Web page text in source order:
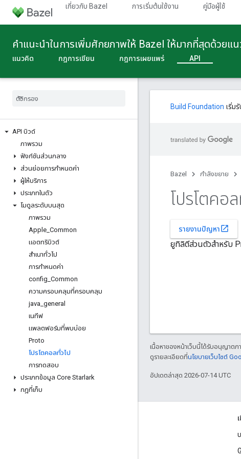
เกี่ยวกับ Bazel การเริ่มต้นใช้งาน คู่มือผู้ใช้
คําแนะนําในการเพิ่มศักยภาพให้ Bazel ให้มากที่สุดด้วยแ
แนวคิด กฎการเขียน กฎการเผยแพร่ API
API บิวด์
ภาพรวม
ฟังก์ชันส่วนกลาง
ส่วนย่อยการกําหนดค่า
ผู้ให้บริการ
ประเภทในตัว
โมดูลระดับบนสุด
ภาพรวม
Apple Common
แอตทริบิวต์
สําเนาทั่วไป
การกำหนดค่า
config Common
ความครอบคลุมที่ครอบคลุม
java general
เนทีฟ
แพลตฟอร์มที่พบบ่อย
Proto
โปรโตคอลทั่วไป
การทดสอบ
ประเภทข้อมูล Core Starlark
กฎที่เก็บ
Build Foundation เริ่ม
Bazel กําลังขยาย
โปรโตคอ
รายงานปัญหา open_in_new
ยูทิลิตีส่วนตัวสำหรับ
เนื้อหาของหน้าเว็บนี้ได้รับอนุญาตภ
ดูรายละเอียดที่นโยบายเว็บไซต์
อัปเดตล่าสุด 2026-07-14 UTC